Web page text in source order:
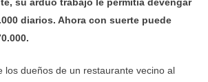
diarios. Ahora con suerte puede
los dueños de un restaurante vecino al